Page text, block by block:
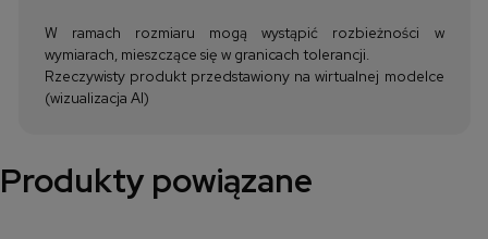
W ramach rozmiaru mogą wystąpić rozbieżności w
wymiarach, mieszczące się w granicach tolerancji.
Rzeczywisty produkt przedstawiony na wirtualnej modelce
(wizualizacja AI)
Produkty powiązane